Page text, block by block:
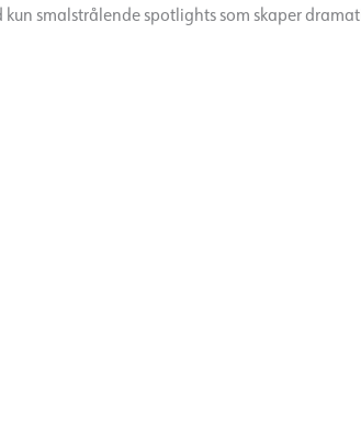
kun smalstrålende spotlights som skaper